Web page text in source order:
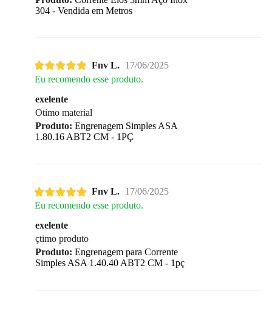
304 - Vendida em Metros
Fnv L.
17/06/2025
Eu recomendo esse produto.
exelente
Otimo material
Produto: Engrenagem Simples ASA
1.80.16 ABT2 CM - 1PÇ
Fnv L.
17/06/2025
Eu recomendo esse produto.
exelente
çtimo produto
Produto: Engrenagem para Corrente
Simples ASA 1.40.40 ABT2 CM - 1pç